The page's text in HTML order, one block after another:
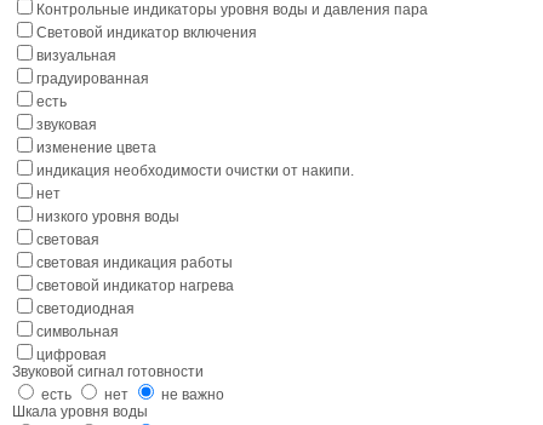
Контрольные индикаторы уровня воды и давления пара
Световой индикатор включения
визуальная
градуированная
есть
звуковая
изменение цвета
индикация необходимости очистки от накипи.
нет
низкого уровня воды
световая
световая индикация работы
световой индикатор нагрева
светодиодная
символьная
цифровая
Звуковой сигнал готовности
есть
нет
не важно
Шкала уровня воды